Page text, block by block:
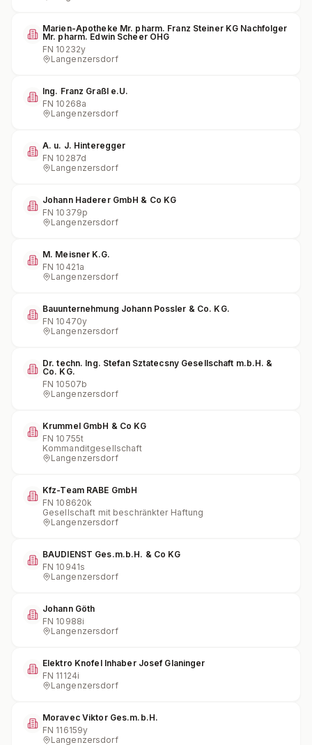
Marien-Apotheke Mr. pharm. Franz Steiner KG Nachfolger
Mr. pharm. Edwin Scheer OHG
FN 10232y
Langenzersdorf
Ing. Franz Graßl e.U.
FN 10268a
Langenzersdorf
A. u. J. Hinteregger
FN 10287d
Langenzersdorf
Johann Haderer GmbH & Co KG
FN 10379p
Langenzersdorf
M. Meisner K.G.
FN 10421a
Langenzersdorf
Bauunternehmung Johann Possler & Co. KG.
FN 10470y
Langenzersdorf
Dr. techn. Ing. Stefan Sztatecsny Gesellschaft m.b.H. &
Co. KG.
FN 10507b
Langenzersdorf
Krummel GmbH & Co KG
FN 10755t
Kommanditgesellschaft
Langenzersdorf
Kfz-Team RABE GmbH
FN 108620k
Gesellschaft mit beschränkter Haftung
Langenzersdorf
BAUDIENST Ges.m.b.H. & Co KG
FN 10941s
Langenzersdorf
Johann Göth
FN 10988i
Langenzersdorf
Elektro Knofel Inhaber Josef Glaninger
FN 11124i
Langenzersdorf
Moravec Viktor Ges.m.b.H.
FN 116159y
Langenzersdorf